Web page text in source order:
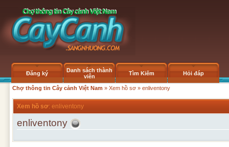
Đăng ký
Danh sách thành
viên
Tìm Kiếm Hỏi đáp
Chợ thông tin Cây cảnh Việt Nam » Xem hồ sơ » enliventony
Xem hồ sơ: enliventony
enliventony